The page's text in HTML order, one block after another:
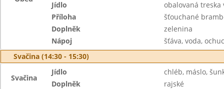
Jídlo
obalovaná treska
Příloha
šťouchané
Doplněk
zelenina
Nápoj
šťáva, voda,
Svačina (14:30 - 15:30)
Svačina
Jídlo
chléb, máslo,
Doplněk
rajské